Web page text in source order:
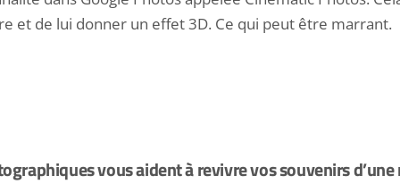
et de lui donner un effet 3D. Ce qui peut être marrant.
vous aident à revivre vos souvenirs